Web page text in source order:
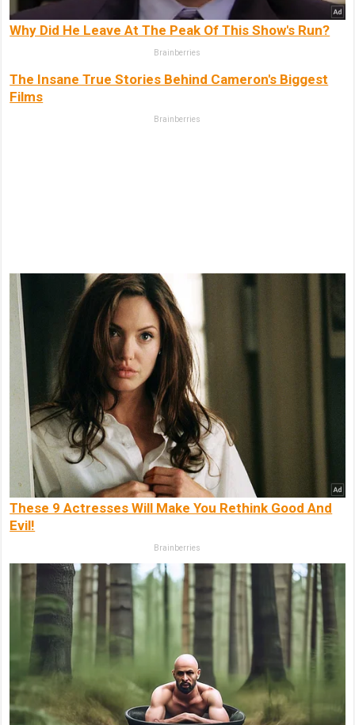
Why Did He Leave At The Peak Of This Show's Run?
Brainberries
The Insane True Stories Behind Cameron's Biggest
Films
Brainberries
These 9 Actresses Will Make You Rethink Good And
Evil!
Brainberries